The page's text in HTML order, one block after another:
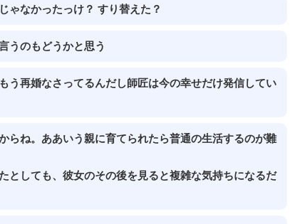
ゃなかったっけ？ すり替えた？
うのもどうかと思う
う再婚なさってるんだし師匠は今の幸せだけ発信してい
らね。ああいう親に育てられたら普通の生活するのが難
としても、彼女のその後を見ると複雑な気持ちになるだ